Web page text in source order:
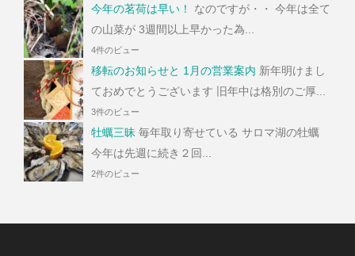
今年の茗荷は早い！
なのですが・・ 今年は全て
の山菜が 3週間以上早かった為...
4件のビュー
移転のお知らせと 1月の営業案内 新年明けまし
ておめでとうございます 旧年中は格別のご厚...
3件のビュー
牡蠣三昧 毎年取り寄せている サロマ湖の牡蠣
今年は先週に続き２回...
2件のビュー